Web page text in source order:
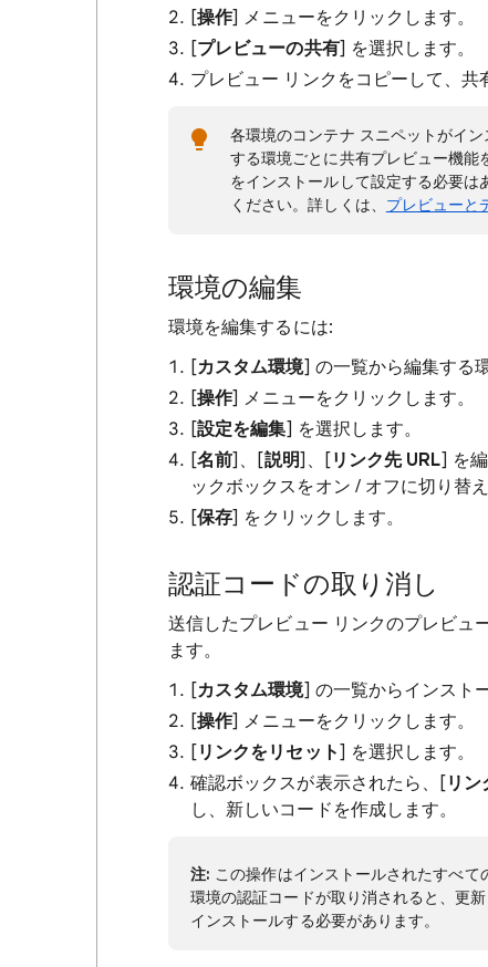
[操作] メニューをクリックします。
[プレビューの共有] を選択します。
プレビュー リンクをコピーして、共
各環境のコンテナ スニペットがイ
する環境ごとに共有プレビュー機能
をインストールして設定する必要
ください。詳しくは、 プレビューと
環境の編集
環境を編集するには:
[カスタム環境] の一覧から編集する
[操作] メニューをクリックします。
[設定を編集] を選択します。
[名前]、[説明]、[ リンク先 URL] を
ックボックスをオン / オフに切り替え
[保存] をクリックします。
認証コードの取り消し
送信したプレビュー リンクのプレビュ
ます。
[カスタム環境] の一覧からインスト
[操作] メニューをクリックします。
[ リンクをリセット] を選択します。
確認ボックスが表示されたら、[ リン
し、新しいコードを作成します。
注: この操作はインストールされたすべ
環境の認証コードが取り消されると、更
インストールする必要があります。